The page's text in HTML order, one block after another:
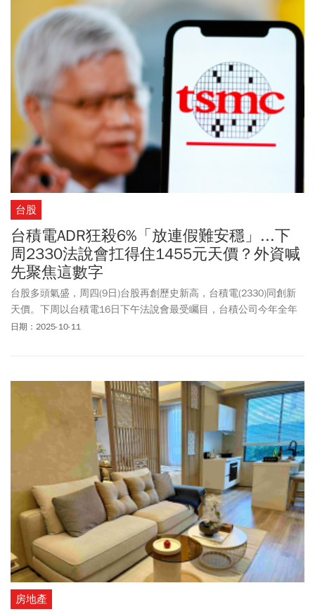
(10/13)已上漲，意味著美股走勢可望回穩。川普在自家社群平台
Truth Social平台發文表示，「不用擔心中國，一切都會好起來的，
備受尊敬的習近平主席只是心情不好，他不想要中國陷入經濟衰
退，我也不想。美國想要幫助中國，而不是傷害它。」
台股
台積電ADR狂殺6%「放連假難安穩」...下
周2330法說會扛得住1455元天價？外資喊
先聚焦這數字
台股多頭氣盛，周四(9日)台股再創歷史新高，台積電(2330)同創新
天價。下周以台積電16日下午法說會最受矚目，台積公司今年全年
營收的年增幅度是否再上修，將牽動市場信心。
日期：2025-10-11
房地產